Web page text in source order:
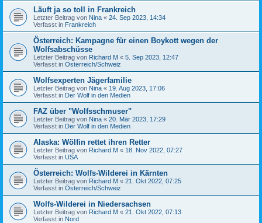
Läuft ja so toll in Frankreich
Letzter Beitrag von Nina « 24. Sep 2023, 14:34
Verfasst in Frankreich
Österreich: Kampagne für einen Boykott wegen der
Wolfsabschüsse
Letzter Beitrag von Richard M « 5. Sep 2023, 12:47
Verfasst in Österreich/Schweiz
Wolfsexperten Jägerfamilie
Letzter Beitrag von Nina « 19. Aug 2023, 17:06
Verfasst in Der Wolf in den Medien
FAZ über "Wolfsschmuser"
Letzter Beitrag von Nina « 20. Mär 2023, 17:29
Verfasst in Der Wolf in den Medien
Alaska: Wölfin rettet ihren Retter
Letzter Beitrag von Richard M « 18. Nov 2022, 07:27
Verfasst in USA
Österreich: Wolfs-Wilderei in Kärnten
Letzter Beitrag von Richard M « 21. Okt 2022, 07:25
Verfasst in Österreich/Schweiz
Wolfs-Wilderei in Niedersachsen
Letzter Beitrag von Richard M « 21. Okt 2022, 07:13
Verfasst in Nord